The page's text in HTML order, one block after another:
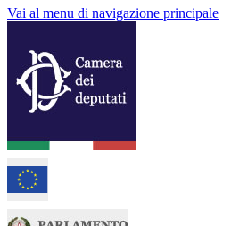
Vai al menu di navigazione principale